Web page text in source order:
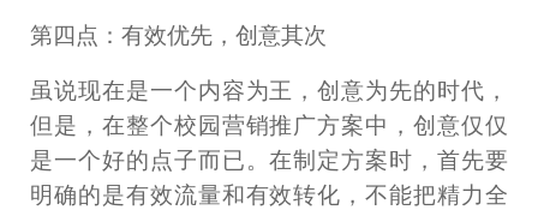
第四点：有效优先，创意其次
虽说现在是一个内容为王，创意为先的时代，
但是，在整个校园营销推广方案中，创意仅仅
是一个好的点子而已。在制定方案时，首先要
明确的是有效流量和有效转化，不能把精力全